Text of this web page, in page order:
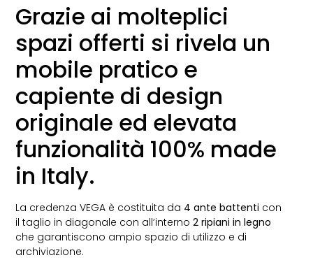
Grazie ai molteplici
spazi offerti si rivela un
mobile pratico e
capiente di design
originale ed elevata
funzionalità 100% made
in Italy.
La credenza VEGA è costituita da 4 ante battenti con
il taglio in diagonale con all’interno2 ripiani in legno
che garantiscono ampio spazio di utilizzo e di
archiviazione.